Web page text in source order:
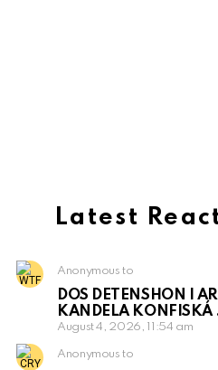
Latest
Anonymous to
DOS DETENSHON I
KANDELA KONFISKÁ
August 4, 2026, 11:54 am
Anonymous to